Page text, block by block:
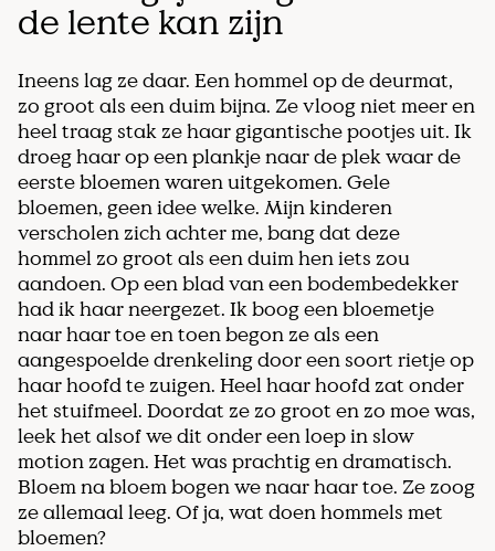
de lente kan zijn
Ineens lag ze daar. Een hommel op de deurmat,
zo groot als een duim bijna. Ze vloog niet meer en
heel traag stak ze haar gigantische pootjes uit. Ik
droeg haar op een plankje naar de plek waar de
eerste bloemen waren uitgekomen. Gele
bloemen, geen idee welke. Mijn kinderen
verscholen zich achter me, bang dat deze
hommel zo groot als een duim hen iets zou
aandoen. Op een blad van een bodembedekker
had ik haar neergezet. Ik boog een bloemetje
naar haar toe en toen begon ze als een
aangespoelde drenkeling door een soort rietje op
haar hoofd te zuigen. Heel haar hoofd zat onder
het stuifmeel. Doordat ze zo groot en zo moe was,
leek het alsof we dit onder een loep in slow
motion zagen. Het was prachtig en dramatisch.
Bloem na bloem bogen we naar haar toe. Ze zoog
ze allemaal leeg. Of ja, wat doen hommels met
bloemen?